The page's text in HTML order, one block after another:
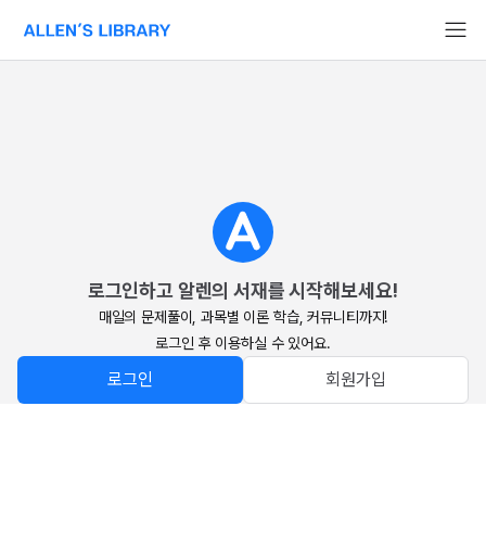
알렌의 서재 홈페이지로 이동
로그인하고 알렌의 서재를 시작해보세요!
매일의 문제풀이, 과목별 이론 학습, 커뮤니티까지!
로그인 후 이용하실 수 있어요.
로그인 회원가입